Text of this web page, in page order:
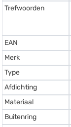
Trefwoorden
EAN
Merk
Type
Afdichting
Materiaal
Buitenring